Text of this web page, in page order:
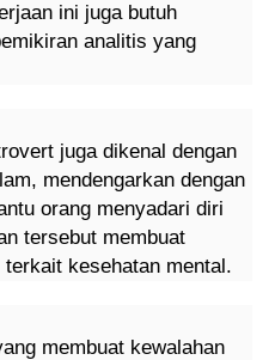
ini juga butuh
analitis yang
juga dikenal dengan
mendengarkan dengan
orang menyadari diri
tersebut membuat
kesehatan mental.
membuat kewalahan